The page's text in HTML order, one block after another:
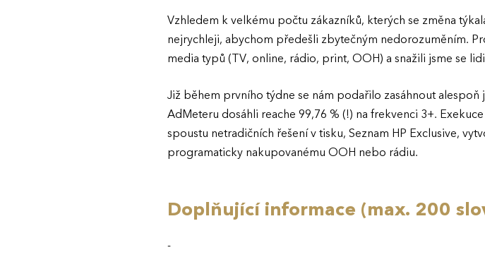
Vzhledem k velkému počtu zákazníků, kterých se změna
nejrychleji, abychom předešli zbytečným nedorozuměním.
media typů (TV, online, rádio, print, OOH) a snažili jsme se
Již během prvního týdne se nám podařilo zasáhnout alespoň
AdMeteru dosáhli reache 99,76 % (!) na frekvenci 3+.
spoustu netradičních řešení v tisku, Seznam HP Exclusive,
programaticky nakupovanému OOH nebo rádiu.
Doplňující informace (max. 200
-